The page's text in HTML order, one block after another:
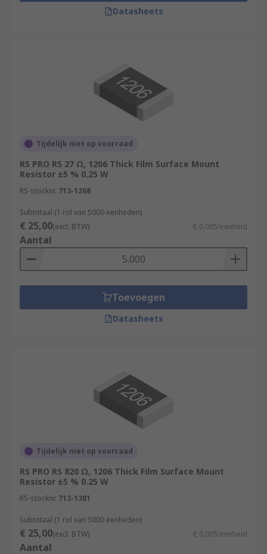
Datasheets
Tijdelijk niet op voorraad
RS PRO RS 27 Ω, 1206 Thick Film Surface Mount
Resistor ±5 % 0.25 W
RS-stocknr. 713-1268
Subtotaal (1 rol van 5000 eenheden)
€ 25,00(excl. BTW) € 0,005/eenheid
Aantal
Toevoegen
Datasheets
Tijdelijk niet op voorraad
RS PRO RS 820 Ω, 1206 Thick Film Surface Mount
Resistor ±5 % 0.25 W
RS-stocknr. 713-1381
Subtotaal (1 rol van 5000 eenheden)
€ 25,00(excl. BTW) € 0,005/eenheid
Aantal